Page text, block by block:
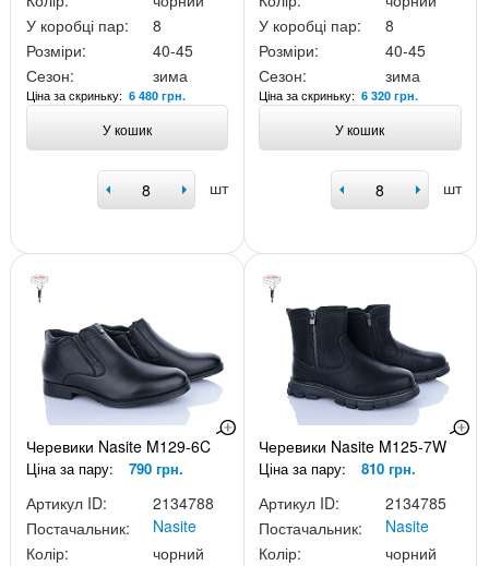
У коробці пар:
8
Розміри:
40-45
Сезон:
зима
Ціна за скриньку: 6 480 грн.
У кошик
шт
У коробці пар:
8
Розміри:
40-45
Сезон:
зима
Ціна за скриньку:6 320 грн.
У кошик
шт
Черевики Nasite M129-6C
Ціна за пару: 790 грн.
Артикул ID:
2134788
Постачальник:
Nasite
Колір:
чорний
Черевики Nasite M125-7W
Ціна за пару: 810 грн.
Артикул ID:
2134785
Постачальник:
Nasite
Колір:
чорний